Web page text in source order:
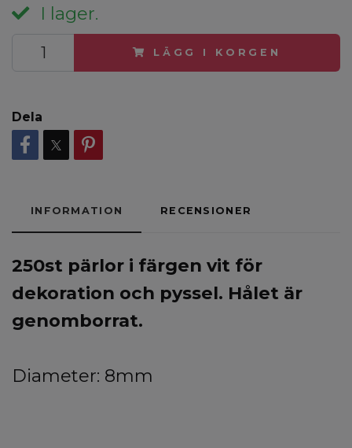
I lager.
LÄGG I KORGEN
Dela
INFORMATION RECENSIONER
250st pärlor i färgen vit för
dekoration och pyssel. Hålet är
genomborrat.
Diameter: 8mm